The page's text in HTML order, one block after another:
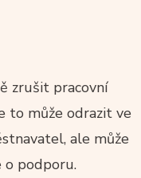
zrušit pracovní
to může odrazit ve
ale může
o podporu.